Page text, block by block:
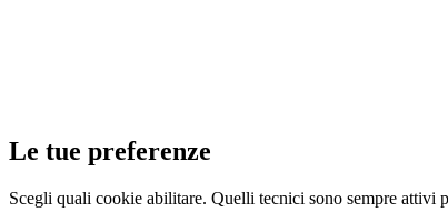
Le tue preferenze
Scegli quali cookie abilitare. Quelli tecnici sono sempre attivi